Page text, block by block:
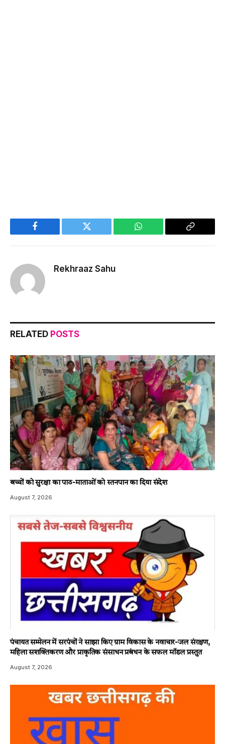
Facebook Twitter WhatsApp
Copy
Rekhraaz Sahu
RELATED POSTS
बच्चों को सुरक्षा का पाठ-माताओं को स्तनपान का दिया संदेश
August 7, 2026
पंचायत सम्मेलन में सरपंचों ने साझा किए ग्राम विकास के नवाचार-जल संरक्षण,
महिला सशक्तिकरण और प्राकृतिक संसाधन प्रबंधन के सफल मॉडल प्रस्तुत
August 7, 2026